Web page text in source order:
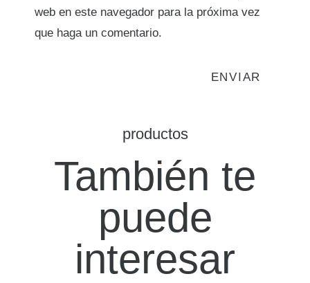
web en este navegador para la próxima vez
que haga un comentario.
productos
También te
puede
interesar